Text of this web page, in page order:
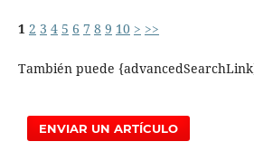
1 2 3 4 5 6 7 8 9 10 > >>
También puede
ENVIAR UN ARTÍCULO